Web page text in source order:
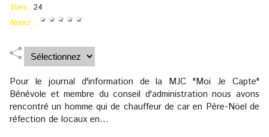
Vues : 24
Notez :
Pour le journal d'information de la MJC "Moi Je Capte"
Bénévole et membre du conseil d'administration nous avons
rencontré un homme qui de chauffeur de car en Père-Nöel de
réfection de locaux en...